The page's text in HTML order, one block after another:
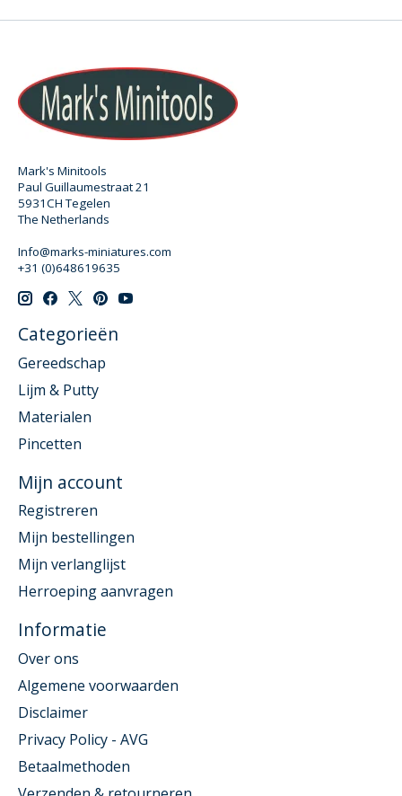
Mark's Minitools
Paul Guillaumestraat 21
5931CH Tegelen
The Netherlands
Info@marks-miniatures.com
+31 (0)648619635
Categorieën
Gereedschap
Lijm & Putty
Materialen
Pincetten
Mijn account
Registreren
Mijn bestellingen
Mijn verlanglijst
Herroeping aanvragen
Informatie
Over ons
Algemene voorwaarden
Disclaimer
Privacy Policy - AVG
Betaalmethoden